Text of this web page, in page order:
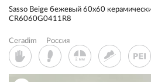
Sassо Beige бежевый 60x60
CR6060G0411R8
Ceradim Россия